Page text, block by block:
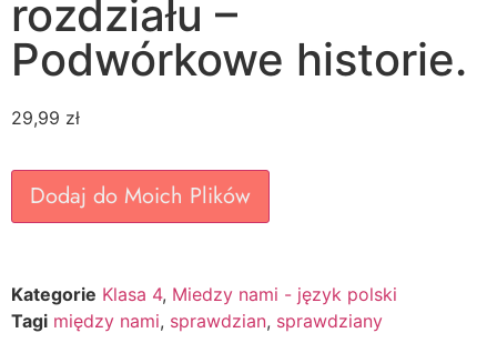
rozdziału –
Podwórkowe historie.
29,99 zł
Dodaj do Moich Plików
Kategorie Klasa 4, Miedzy nami - język polski
Tagi między nami, sprawdzian, sprawdziany